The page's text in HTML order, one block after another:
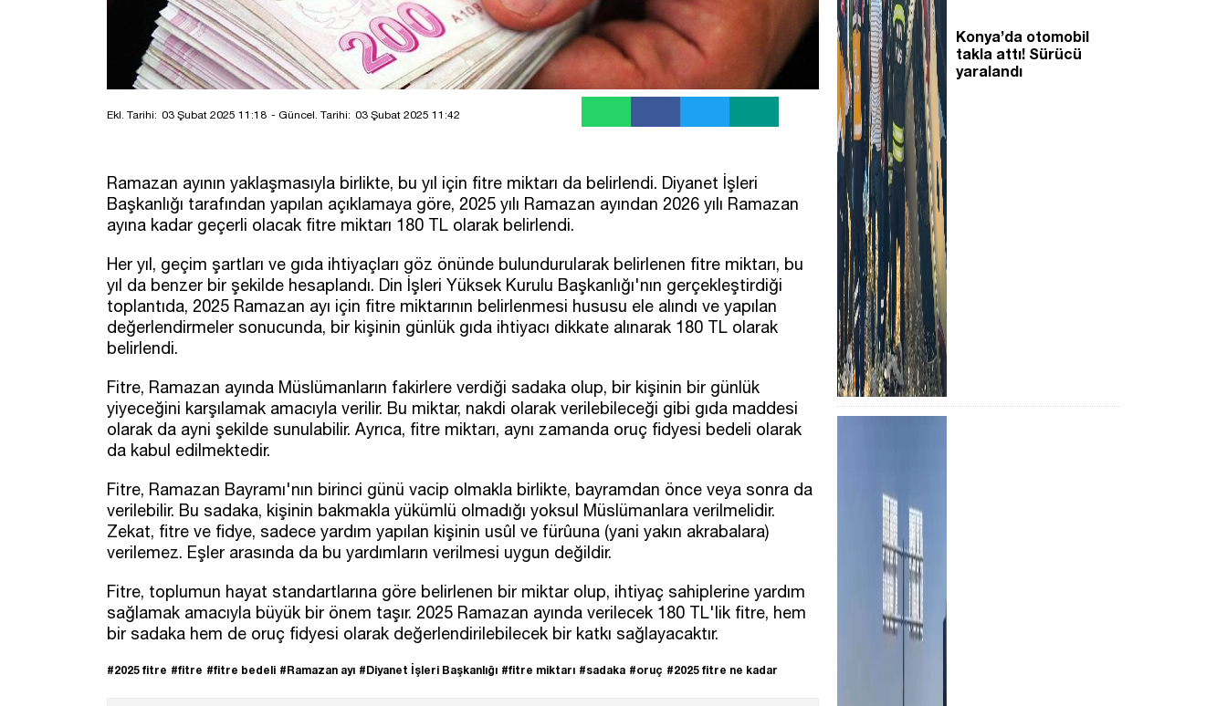
Ekl. Tarihi: 03 Şubat 2025 11:18 - Güncel. Tarihi: 03 Şubat 2025 11:42
Ramazan ayının yaklaşmasıyla birlikte, bu yıl için fitre miktarı da belirlendi. Diyanet İşleri
Başkanlığı tarafından yapılan açıklamaya göre, 2025 yılı Ramazan ayından 2026 yılı Ramazan
ayına kadar geçerli olacak fitre miktarı 180 TL olarak belirlendi.
Her yıl, geçim şartları ve gıda ihtiyaçları göz önünde bulundurularak belirlenen fitre miktarı, bu
yıl da benzer bir şekilde hesaplandı. Din İşleri Yüksek Kurulu Başkanlığı'nın gerçekleştirdiği
toplantıda, 2025 Ramazan ayı için fitre miktarının belirlenmesi hususu ele alındı ve yapılan
değerlendirmeler sonucunda, bir kişinin günlük gıda ihtiyacı dikkate alınarak 180 TL olarak
belirlendi.
Fitre, Ramazan ayında Müslümanların fakirlere verdiği sadaka olup, bir kişinin bir günlük
yiyeceğini karşılamak amacıyla verilir. Bu miktar, nakdi olarak verilebileceği gibi gıda maddesi
olarak da ayni şekilde sunulabilir. Ayrıca, fitre miktarı, aynı zamanda oruç fidyesi bedeli olarak
da kabul edilmektedir.
Fitre, Ramazan Bayramı'nın birinci günü vacip olmakla birlikte, bayramdan önce veya sonra da
verilebilir. Bu sadaka, kişinin bakmakla yükümlü olmadığı yoksul Müslümanlara verilmelidir.
Zekat, fitre ve fidye, sadece yardım yapılan kişinin usûl ve fürûuna (yani yakın akrabalara)
verilemez. Eşler arasında da bu yardımların verilmesi uygun değildir.
Fitre, toplumun hayat standartlarına göre belirlenen bir miktar olup, ihtiyaç sahiplerine yardım
sağlamak amacıyla büyük bir önem taşır. 2025 Ramazan ayında verilecek 180 TL'lik fitre, hem
bir sadaka hem de oruç fidyesi olarak değerlendirilebilecek bir katkı sağlayacaktır.
#2025 fitre #fitre #fitre bedeli #Ramazan ayı #Diyanet İşleri Başkanlığı #fitre miktarı #sadaka #oruç #2025 fitre ne kadar
Konya’da otomobil
takla attı! Sürücü
yaralandı